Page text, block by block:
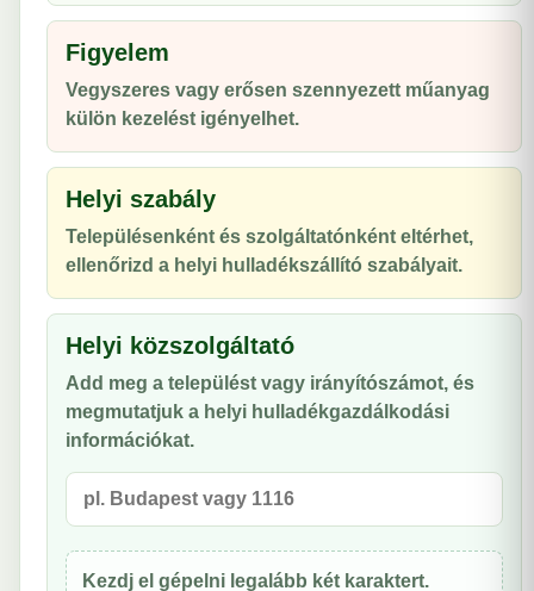
Figyelem
Vegyszeres vagy erősen szennyezett műanyag
külön kezelést igényelhet.
Helyi szabály
Településenként és szolgáltatónként eltérhet,
ellenőrizd a helyi hulladékszállító szabályait.
Helyi közszolgáltató
Add meg a települést vagy irányítószámot, és
megmutatjuk a helyi hulladékgazdálkodási
információkat.
Kezdj el gépelni legalább két karaktert.